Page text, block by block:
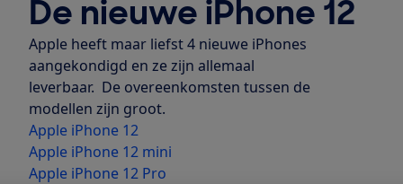
De nieuwe iPhone 12
Apple heeft maar liefst 4 nieuwe iPhones
aangekondigd en ze zijn allemaal
leverbaar. De overeenkomsten tussen de
modellen zijn groot.
Apple iPhone 12
Apple iPhone 12 mini
Apple iPhone 12 Pro